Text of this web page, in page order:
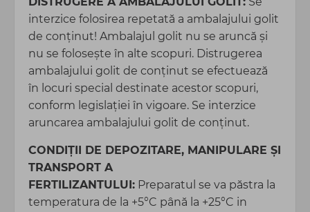
interzice folosirea repetată a ambalajului golit
de conţinut! Ambalajul golit nu se aruncă și
nu se folosește în alte scopuri. Distrugerea
ambalajului golit de conținut se efectuează
în locuri special destinate acestor scopuri,
conform legislaţiei în vigoare. Se interzice
aruncarea ambalajului golit de conținut.
CONDIŢII DE DEPOZITARE, MANIPULARE ȘI
TRANSPORT A
FERTILIZANTULUI: Preparatul se va păstra la
temperatura de la +5°C până la +25°C in